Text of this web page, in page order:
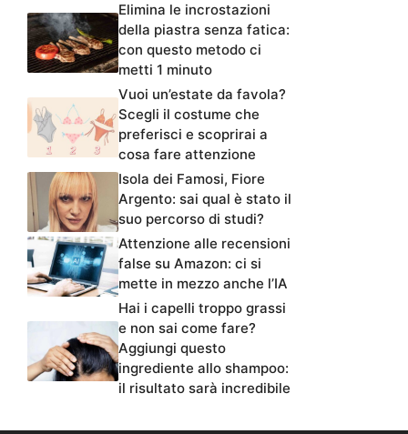
Elimina le incrostazioni
della piastra senza fatica:
con questo metodo ci
metti 1 minuto
Vuoi un’estate da favola?
Scegli il costume che
preferisci e scoprirai a
cosa fare attenzione
Isola dei Famosi, Fiore
Argento: sai qual è stato il
suo percorso di studi?
Attenzione alle recensioni
false su Amazon: ci si
mette in mezzo anche l’IA
Hai i capelli troppo grassi
e non sai come fare?
Aggiungi questo
ingrediente allo shampoo:
il risultato sarà incredibile